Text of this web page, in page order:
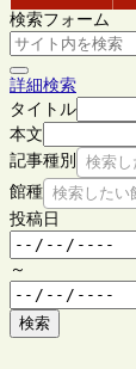
検索フォーム
詳細検索
タイトル
本文
記事種別
検索し
館種 検索したい
投稿日
～
検索